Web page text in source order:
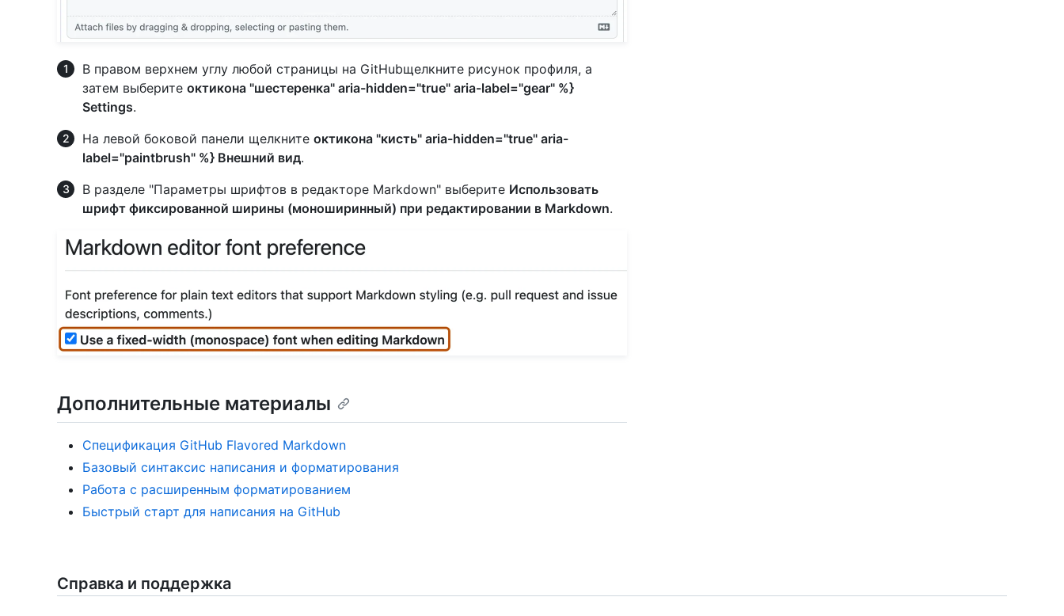
В правом верхнем углу любой страницы на GitHubщелкните рисунок профиля, а
затем выберите октикона "шестеренка" aria-hidden="true" aria-label="gear" %}
Settings.
На левой боковой панели щелкните октикона "кисть" aria-hidden="true" aria-
label="paintbrush" %} Внешний вид.
В разделе "Параметры шрифтов в редакторе Markdown" выберите Использовать
шрифт фиксированной ширины (моноширинный) при редактировании в Markdown.
Дополнительные материалы
Спецификация GitHub Flavored Markdown
Базовый синтаксис написания и форматирования
Работа с расширенным форматированием
Быстрый старт для написания на GitHub
Справка и поддержка